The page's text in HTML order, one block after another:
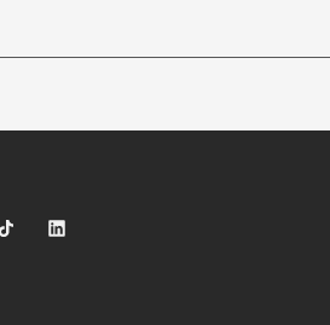
Youtube
auf Instagram
Sparkasse auf TikTok
Sparkasse auf LinkedIn